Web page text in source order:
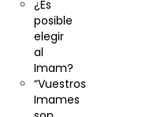
¿Es
posible
elegir
al
Imam?
“Vuestros
Imames